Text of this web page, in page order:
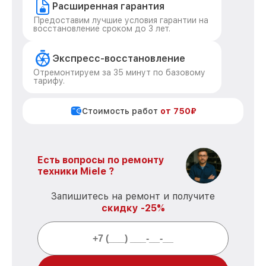
Расширенная гарантия
Предоставим лучшие условия гарантии на
восстановление сроком до 3 лет.
Экспресс-восстановление
Отремонтируем за 35 минут по базовому
тарифу.
Стоимость работ от 750₽
Есть вопросы по ремонту
техники Miele ?
Запишитесь на ремонт и получите
скидку -25%